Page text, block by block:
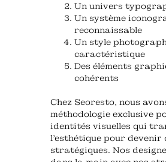
Un univers
Un système
reconnaissable
Un style
caractéristique
Des éléments
cohérents
Chez Seoresto, nous
méthodologie exclusive
identités visuelles qui
l'esthétique pour
stratégiques. Nos